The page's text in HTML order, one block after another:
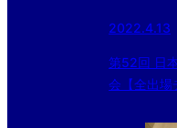
2022.4.13
第52回 日
会【全出場